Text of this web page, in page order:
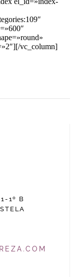
vc_column]
1º B